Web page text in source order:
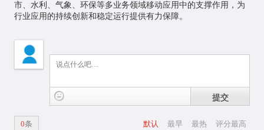
市、水利、气象、环保等多业务领域移动应用中的支撑作用，为
行业应用的持续创新和稳定运行提供有力保障。
提交
默认 最早 最热 评分最高
0条